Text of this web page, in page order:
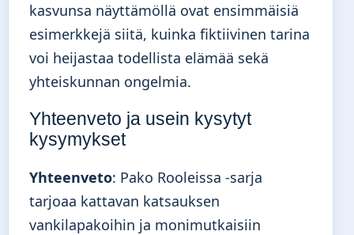
kasvunsa näyttämöllä ovat ensimmäisiä
esimerkkejä siitä, kuinka fiktiivinen tarina
voi heijastaa todellista elämää sekä
yhteiskunnan ongelmia.
Yhteenveto ja usein kysytyt
kysymykset
Yhteenveto: Pako Rooleissa -sarja
tarjoaa kattavan katsauksen
vankilapakoihin ja monimutkaisiin